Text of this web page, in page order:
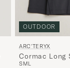
OUTDOOR
ARC'TERYX
Cormac Long
SML